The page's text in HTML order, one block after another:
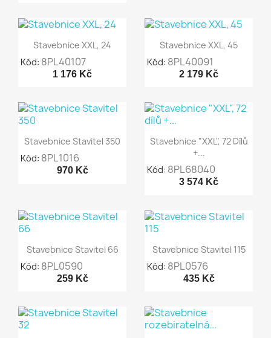
 Rychlý náhled
Stavebnice XXL, 24
Kód: 8PL40107
1 176 Kč
 Rychlý náhled
Stavebnice XXL, 45
Kód: 8PL40091
2 179 Kč
 Rychlý náhled
Stavebnice Stavitel 350
Kód: 8PL1016
970 Kč
 Rychlý náhled
Stavebnice "XXL", 72 Dílů
+...
Kód: 8PL68040
3 574 Kč
 Rychlý náhled
Stavebnice Stavitel 66
Kód: 8PL0590
259 Kč
 Rychlý náhled
Stavebnice Stavitel 115
Kód: 8PL0576
435 Kč